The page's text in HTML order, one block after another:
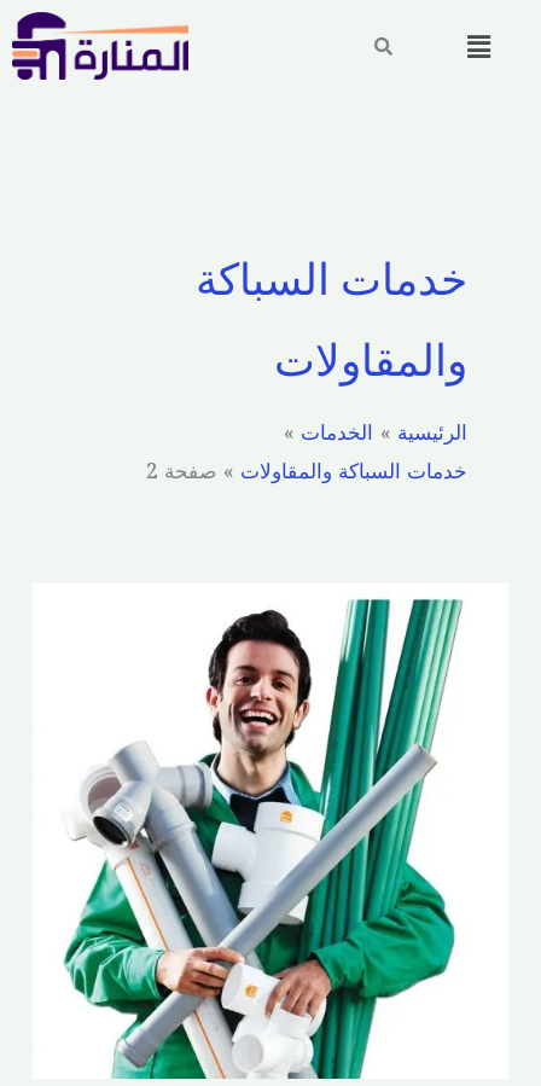
القائمة
خدمات السباكة
والمقاولات
الرئيسية
الخدمات
خدمات السباكة والمقاولات
صفحة 2
الكبير/51173143/